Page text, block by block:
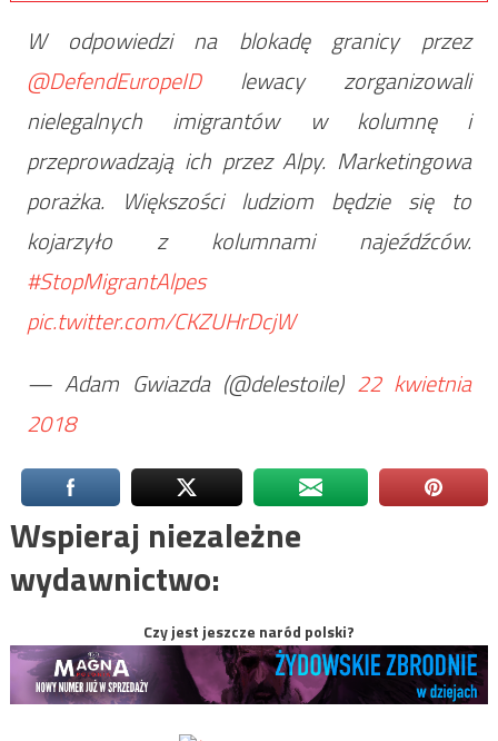
W odpowiedzi na blokadę granicy przez
@DefendEuropeIDlewacy zorganizowali
nielegalnych imigrantów w kolumnę i
przeprowadzają ich przez Alpy. Marketingowa
porażka. Większości ludziom będzie się to
kojarzyło z kolumnami najeźdźców.
#StopMigrantAlpes
pic.twitter.com/CKZUHrDcjW
— Adam Gwiazda (@delestoile) 22 kwietnia
2018
Wspieraj niezależne
wydawnictwo:
Czy jest jeszcze naród polski?